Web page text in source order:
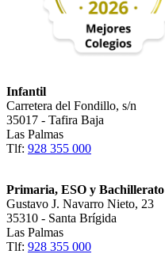
Infantil
Carretera del Fondillo, s/n
35017 - Tafira Baja
Las Palmas
Tlf: 928 355 000
Primaria, ESO y Bachillerato
Gustavo J. Navarro Nieto, 23
35310 - Santa Brígida
Las Palmas
Tlf: 928 355 000